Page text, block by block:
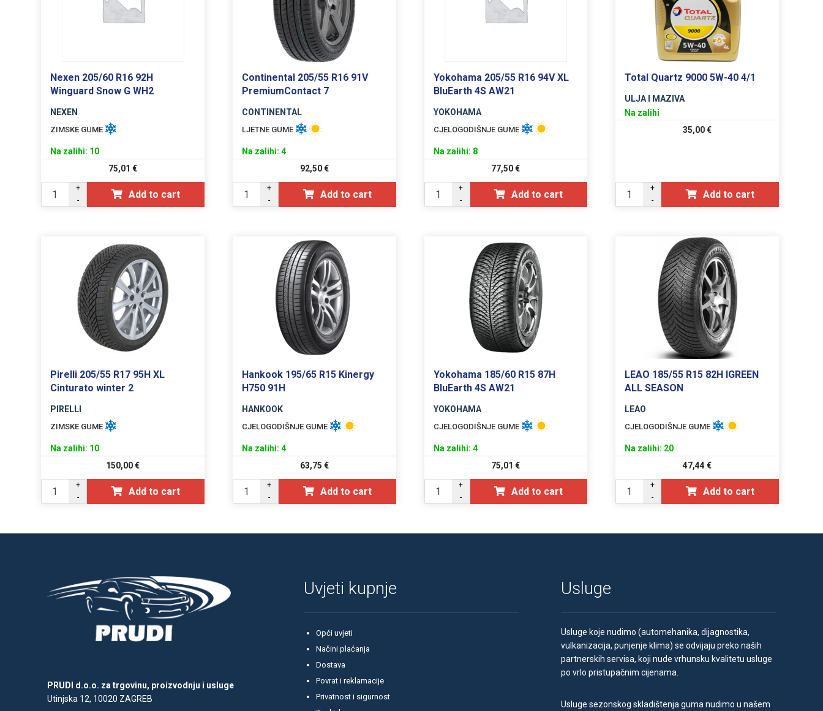
Nexen 205/60 R16 92H
Winguard Snow G WH2
NEXEN
ZIMSKE GUME
Na zalihi: 10
75,01€
+
-
Add to cart
Continental 205/55 R16 91V
PremiumContact 7
CONTINENTAL
LJETNE GUME
Na zalihi: 4
92,50€
+
-
Add to cart
Yokohama 205/55 R16 94V XL
BluEarth 4S AW21
YOKOHAMA
CJELOGODIŠNJE GUME
Na zalihi: 8
77,50€
+
-
Add to cart
Total Quartz 9000 5W-40 4/1
ULJA I MAZIVA
Na zalihi
35,00€
+
-
Add to cart
Pirelli 205/55 R17 95H XL
Cinturato winter 2
PIRELLI
ZIMSKE GUME
Na zalihi: 10
150,00€
+
-
Add to cart
Hankook 195/65 R15 Kinergy
H750 91H
HANKOOK
CJELOGODIŠNJE GUME
Na zalihi: 4
63,75 €
+
-
Add to cart
Yokohama 185/60 R15 87H
BluEarth 4S AW21
YOKOHAMA
CJELOGODIŠNJE GUME
Na zalihi: 4
75,01€
+
-
Add to cart
LEAO 185/55 R15 82H IGREEN
ALL SEASON
LEAO
CJELOGODIŠNJE GUME
Na zalihi: 20
47,44€
+
-
Add to cart
PRUDI d.o.o. za trgovinu, proizvodnju i usluge
Utinjska 12, 10020 ZAGREB
Uvjeti kupnje
Opći uvjeti
Načini plaćanja
Dostava
Povrat i reklamacije
Privatnost i sigurnost
Usluge
Usluge koje nudimo (automehanika, dijagnostika,
vulkanizacija, punjenje klima) se odvijaju preko naših
partnerskih servisa, koji nude vrhunsku kvalitetu usluge
po vrlo pristupačnim cijenama.
Usluge sezonskog skladištenja guma nudimo u našem